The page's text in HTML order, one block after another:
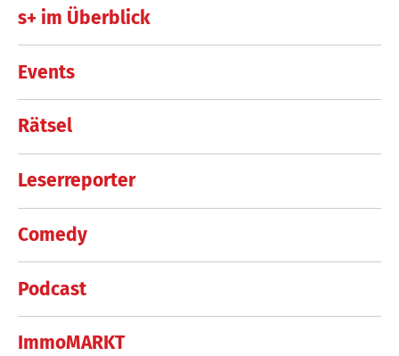
s+ im Überblick
Events
Rätsel
Leserreporter
Comedy
Podcast
ImmoMARKT